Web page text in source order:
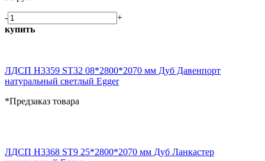
-
+
купить
ЛДСП H3359 ST32 08*2800*2070 мм Дуб Давенпорт
натуральный светлый Egger
*Предзаказ товара
ЛДСП H3368 ST9 25*2800*2070 мм Дуб Ланкастер